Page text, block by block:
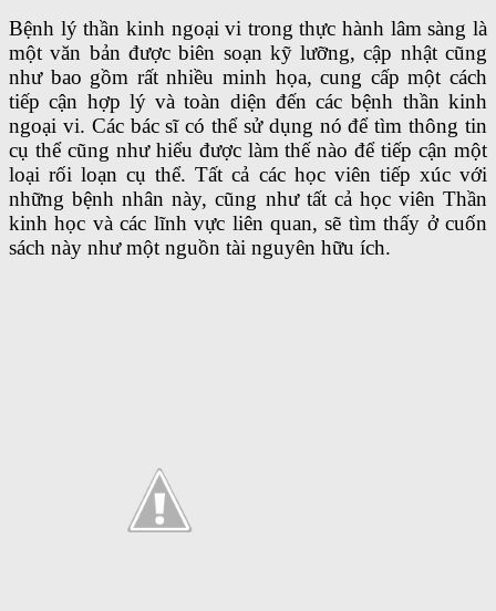
Bệnh lý thần kinh ngoại vi trong thực hành lâm sàng là
một văn bản được biên soạn kỹ lưỡng, cập nhật cũng
như bao gồm rất nhiều minh họa, cung cấp một cách
tiếp cận hợp lý và toàn diện đến các bệnh thần kinh
ngoại vi. Các bác sĩ có thể sử dụng nó để tìm thông tin
cụ thể cũng như hiểu được làm thế nào để tiếp cận một
loại rối loạn cụ thể. Tất cả các học viên tiếp xúc với
những bệnh nhân này, cũng như tất cả học viên Thần
kinh học và các lĩnh vực liên quan, sẽ tìm thấy ở cuốn
sách này như một nguồn tài nguyên hữu ích.